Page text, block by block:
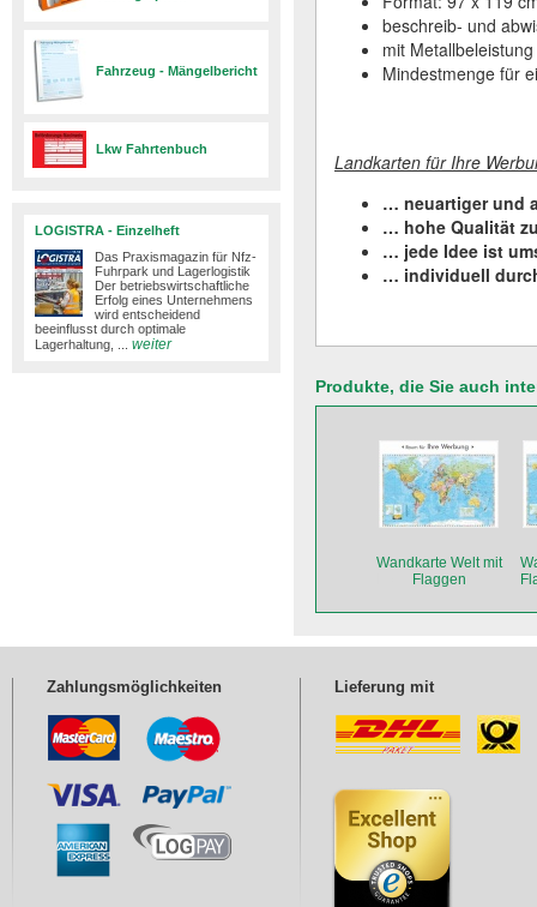
Fahrzeug - Mängelbericht
Lkw Fahrtenbuch
LOGISTRA - Einzelheft
Das Praxismagazin für Nfz-
Fuhrpark und Lagerlogistik
Der betriebswirtschaftliche
Erfolg eines Unternehmens
wird entscheidend
beeinflusst durch optimale
Lagerhaltung, ...
weiter
beschreib- und
mit Metallbeleistung
Mindestmenge für
Landkarten für Ihre
… neuartiger und
… hohe Qualität
… jede Idee ist
… individuell
Produkte, die Sie auch
Wandkarte Welt mit
Flaggen
Zahlungsmöglichkeiten Lieferung mit